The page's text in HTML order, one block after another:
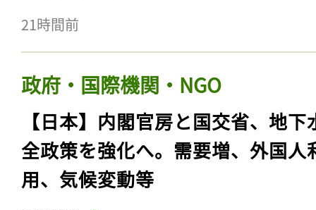
21時間前
政府・国際機関・NGO
【日本】内閣官房と国交省、地下
全政策を強化へ。需要増、外国人
用、気候変動等